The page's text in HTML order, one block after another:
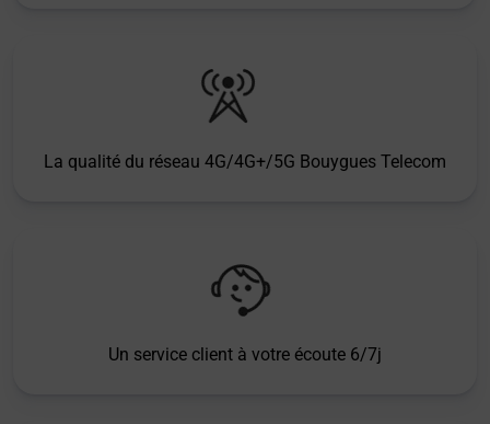
La qualité du réseau 4G/4G+/5G Bouygues Telecom
Un service client à votre écoute 6/7j